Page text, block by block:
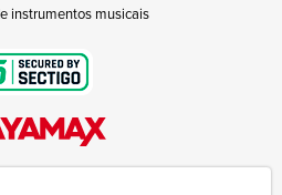
instrumentos musicais